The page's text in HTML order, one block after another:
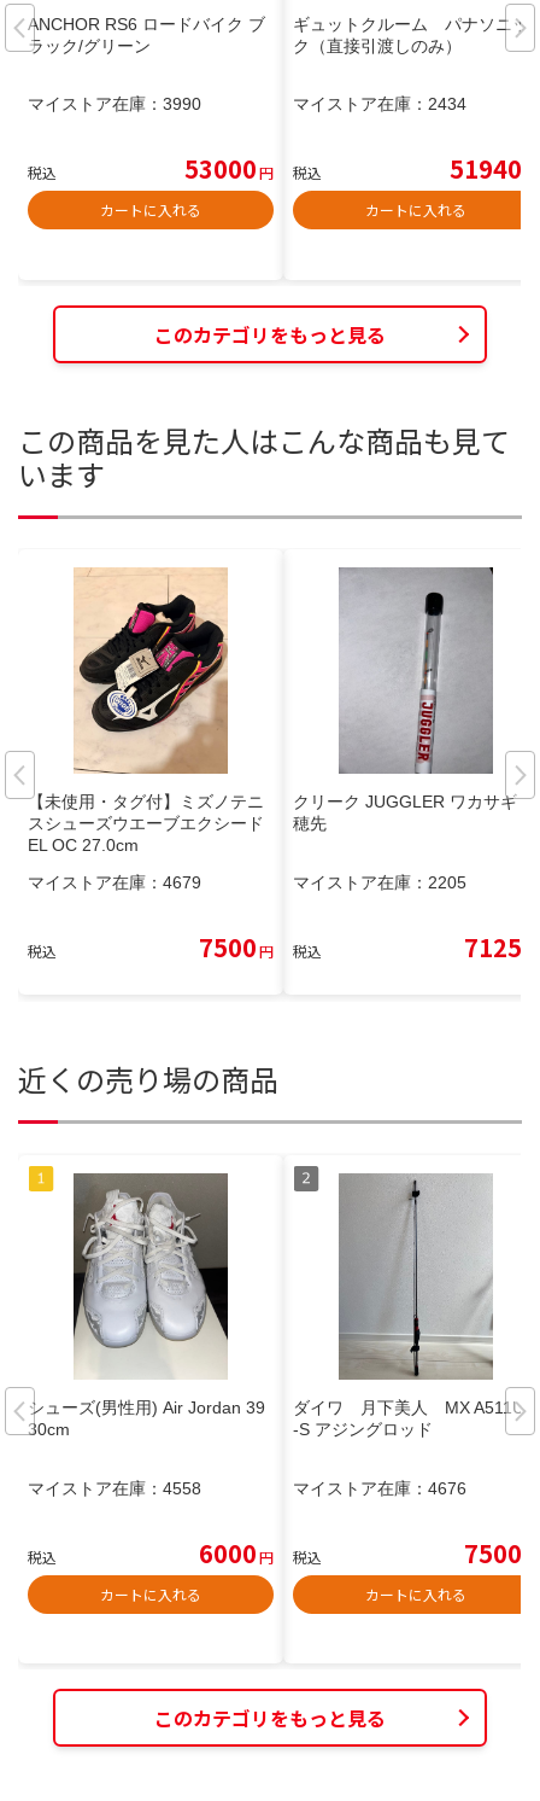
ANCHOR RS6 ロードバイク ブ
ラック/グリーン
マイストア在庫： 3990
税込 53000円
カートに入れる
ギュットクルーム パナソニッ
ク（直接引渡しのみ）
マイストア在庫： 2434
税込 51940
カートに入れる
このカテゴリをもっと見る
この商品を見た人はこんな商品も見て
います
【未使用・タグ付】ミズノテニ
スシューズウエーブエクシード
EL OC 27.0cm
マイストア在庫： 4679
税込 7500円
クリーク JUGGLER ワカサギ
穂先
マイストア在庫： 2205
税込 7125
近くの売り場の商品
シューズ(男性用) Air Jordan 39
30cm
マイストア在庫： 4558
税込 6000円
カートに入れる
ダイワ 月下美人 MX A511UL
-S アジングロッド
マイストア在庫： 4676
税込 7500
カートに入れる
このカテゴリをもっと見る